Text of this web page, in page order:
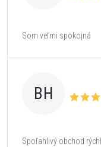
Som veľmi spokojná
BH
Spoľahlivý obchod